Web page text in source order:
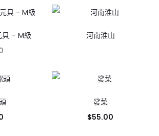
貝 – M級
河南淮山
發菜
$55.00